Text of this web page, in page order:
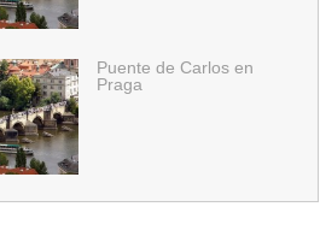
Puente de Carlos en
Praga